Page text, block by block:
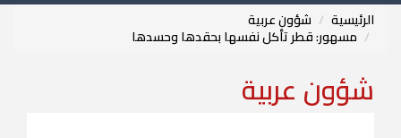
الرئيسية شؤون عربية
مسهور: قطر تأكل نفسها بحقدها وحسدها
شؤون عربية